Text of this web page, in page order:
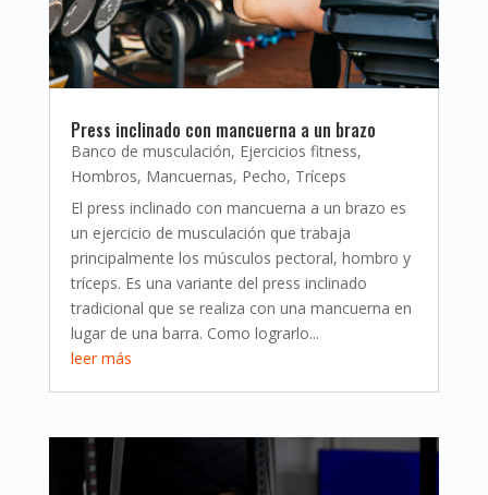
Press inclinado con mancuerna a un brazo
Banco de musculación, Ejercicios fitness,
Hombros, Mancuernas, Pecho, Tríceps
El press inclinado con mancuerna a un brazo es
un ejercicio de musculación que trabaja
principalmente los músculos pectoral, hombro y
tríceps. Es una variante del press inclinado
tradicional que se realiza con una mancuerna en
lugar de una barra. Como lograrlo...
leer más